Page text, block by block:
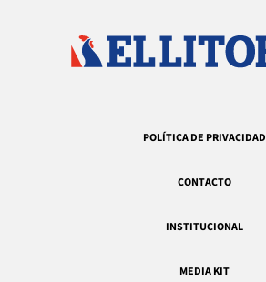
POLÍTICA DE PRIVACIDAD
CONTACTO
INSTITUCIONAL
MEDIA KIT